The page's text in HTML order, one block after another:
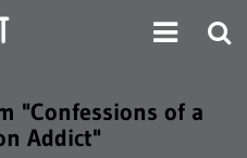
"Confessions of a
Addict"